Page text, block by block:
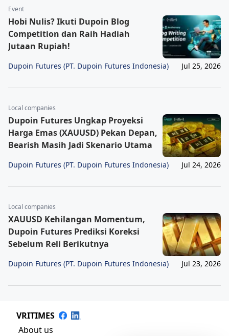
Event
Hobi Nulis? Ikuti Dupoin Blog
Competition dan Raih Hadiah
Jutaan Rupiah!
Dupoin Futures (PT. Dupoin Futures Indonesia) Jul 25, 2026
Local companies
Dupoin Futures Ungkap Proyeksi
Harga Emas (XAUUSD) Pekan Depan,
Bearish Masih Jadi Skenario Utama
Dupoin Futures (PT. Dupoin Futures Indonesia) Jul 24, 2026
Local companies
XAUUSD Kehilangan Momentum,
Dupoin Futures Prediksi Koreksi
Sebelum Reli Berikutnya
Dupoin Futures (PT. Dupoin Futures Indonesia) Jul 23, 2026
VRITIMES
About us